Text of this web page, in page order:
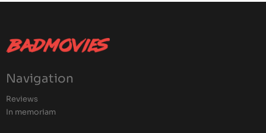
Navigation
Reviews
In memoriam